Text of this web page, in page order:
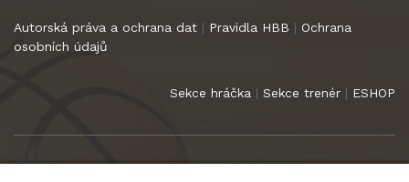
Autorská práva a ochrana dat | Pravidla HBB | Ochrana
osobních údajů
Sekce hráčka | Sekce trenér | ESHOP